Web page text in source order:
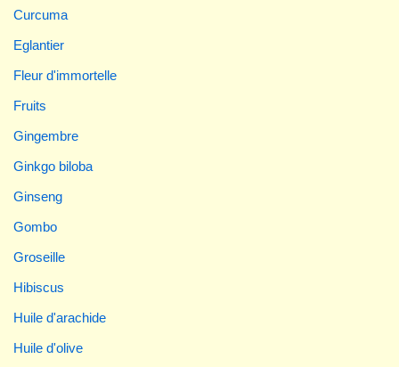
Curcuma
Eglantier
Fleur d'immortelle
Fruits
Gingembre
Ginkgo biloba
Ginseng
Gombo
Groseille
Hibiscus
Huile d'arachide
Huile d'olive